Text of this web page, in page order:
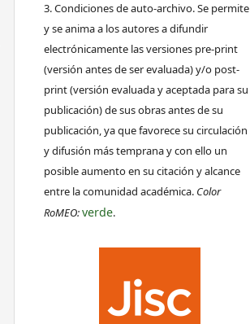
3. Condiciones de auto-archivo. Se permite
y se anima a los autores a difundir
electrónicamente las versiones pre-print
(versión antes de ser evaluada) y/o post-
print (versión evaluada y aceptada para su
publicación) de sus obras antes de su
publicación, ya que favorece su circulación
y difusión más temprana y con ello un
posible aumento en su citación y alcance
entre la comunidad académica. Color
RoMEO:verde.